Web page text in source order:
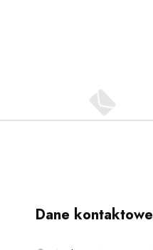
Dane kontaktowe